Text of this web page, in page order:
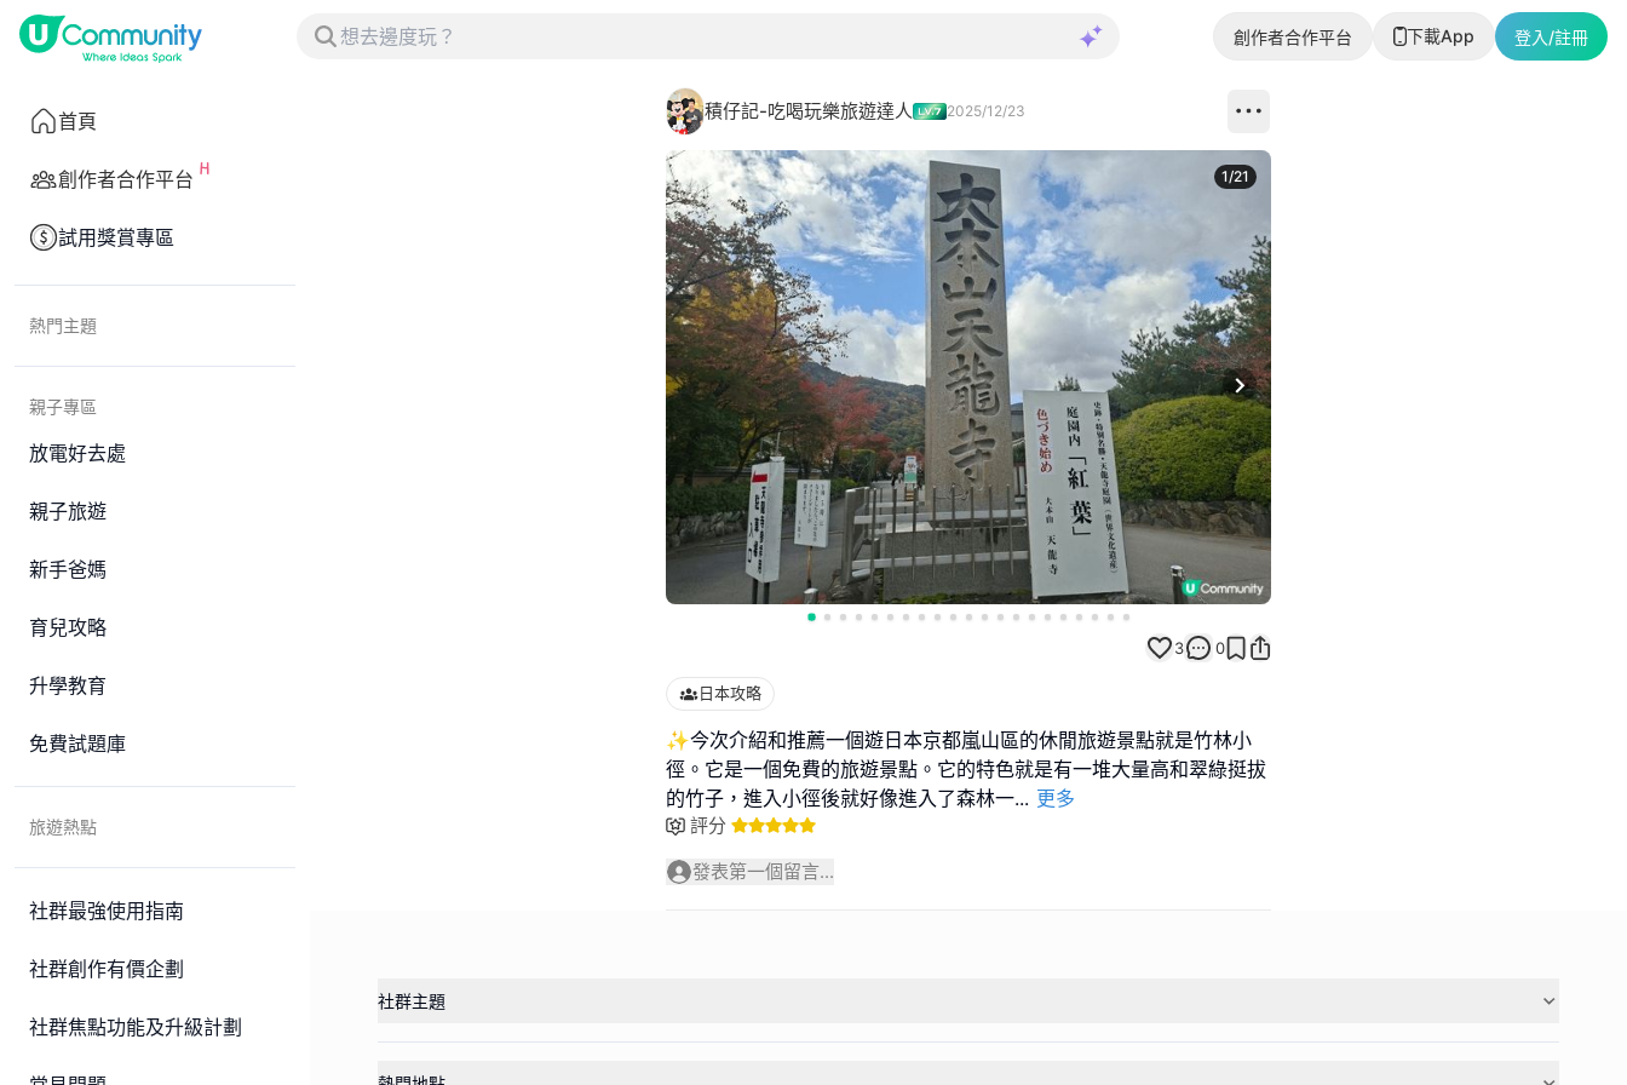
創作者合作平台 下載App 登入/註冊
首頁
創作者合作平台
試用獎賞專區
熱門主題
親子專區
放電好去處
親子旅遊
新手爸媽
育兒攻略
升學教育
免費試題庫
旅遊熱點
社群最強使用指南
社群創作有價企劃
社群焦點功能及升級計劃
積仔記-吃喝玩樂旅遊達人 2025/12/23
Next slide
1/21
3 0
日本攻略
✨️今次介紹和推薦一個遊日本京都嵐山區的休閒旅遊景點就是竹林小
徑。它是一個免費的旅遊景點。它的特色就是有一堆大量高和翠綠挺拔
的竹子，進入小徑後就好像進入了森林一... 更多
評分
發表第一個留言...
社群主題